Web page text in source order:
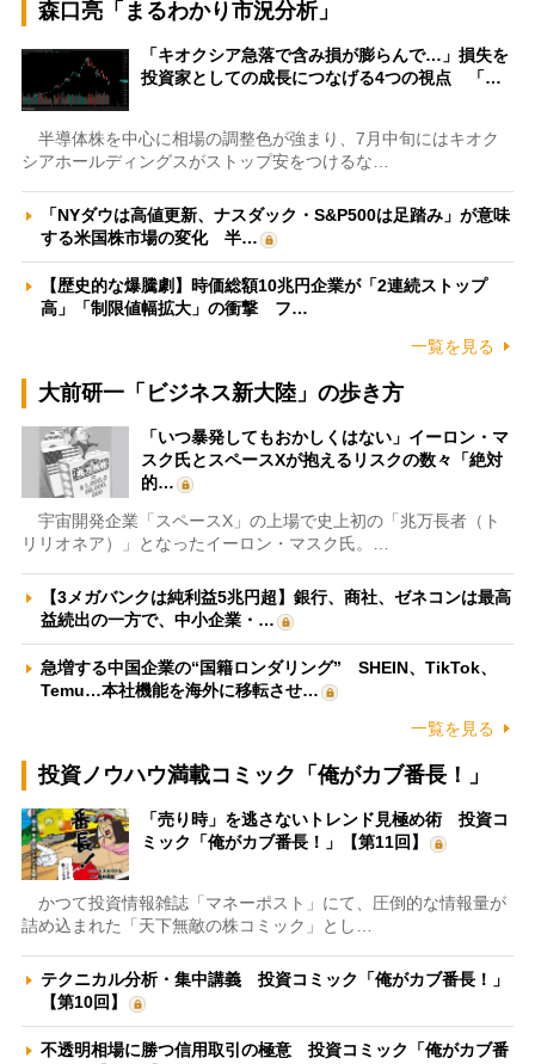
森口亮「まるわかり市況分析」
「キオクシア急落で含み損が膨らんで…」損失を
投資家としての成長につなげる4つの視点 「…
半導体株を中心に相場の調整色が強まり、7月中旬にはキオク
シアホールディングスがストップ安をつけるな…
「NYダウは高値更新、ナスダック・S&P500は足踏み」が意味
する米国株市場の変化 半…
【歴史的な爆騰劇】時価総額10兆円企業が「2連続ストップ
高」「制限値幅拡大」の衝撃 フ…
一覧を見る
大前研一「ビジネス新大陸」の歩き方
「いつ暴発してもおかしくはない」イーロン・マ
スク氏とスペースXが抱えるリスクの数々「絶対
的…
宇宙開発企業「スペースX」の上場で史上初の「兆万長者（ト
リリオネア）」となったイーロン・マスク氏。…
【3メガバンクは純利益5兆円超】銀行、商社、ゼネコンは最高
益続出の一方で、中小企業・…
急増する中国企業の“国籍ロンダリング” SHEIN、TikTok、
Temu…本社機能を海外に移転させ…
一覧を見る
投資ノウハウ満載コミック「俺がカブ番長！」
「売り時」を逃さないトレンド見極め術 投資コ
ミック「俺がカブ番長！」【第11回】
かつて投資情報雑誌「マネーポスト」にて、圧倒的な情報量が
詰め込まれた「天下無敵の株コミック」とし…
テクニカル分析・集中講義 投資コミック「俺がカブ番長！」
【第10回】
不透明相場に勝つ信用取引の極意 投資コミック「俺がカブ番